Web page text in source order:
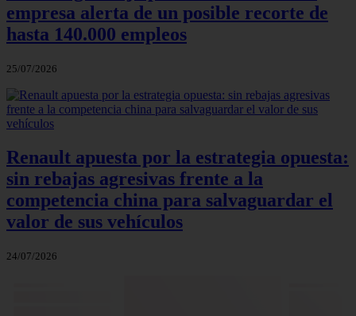
empresa alerta de un posible recorte de
hasta 140.000 empleos
25/07/2026
Renault apuesta por la estrategia opuesta:
sin rebajas agresivas frente a la
competencia china para salvaguardar el
valor de sus vehículos
24/07/2026